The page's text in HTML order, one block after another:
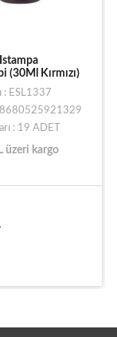
(30Ml Kırmızı)
: ESL1337
8680525921329
: 19 ADET
üzeri kargo